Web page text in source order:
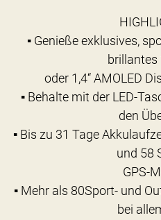
▪ Genieße exklusives,
brillantes
oder 1,4“ AMOLED
▪ Behalte mit der LED-
den
▪ Bis zu 31 Tage
und 58
GPS-
▪ Mehr als 80Sport- und
bei